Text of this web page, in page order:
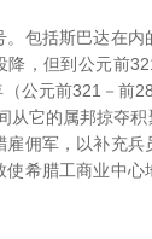
包括斯巴达在内
，但到公元前
公元前321－前
它的属邦掠夺
佣军，以补充
希腊工商业中